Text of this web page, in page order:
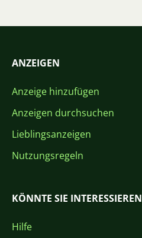
ANZEIGEN
Anzeige hinzufügen
Anzeigen durchsuchen
Lieblingsanzeigen
Nutzungsregeln
KÖNNTE SIE INTERESSIEREN
Hilfe